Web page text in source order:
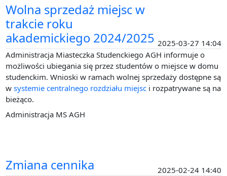
Wolna sprzedaż miejsc w
trakcie roku
akademickiego 2024/2025 2025-03-27 14:04
Administracja Miasteczka Studenckiego AGH informuje o
możliwości ubiegania się przez studentów o miejsce w domu
studenckim. Wnioski w ramach wolnej sprzedaży dostępne są
wsystemie centralnego rozdziału miejsc i rozpatrywane są na
bieżąco.
Administracja MS AGH
Zmiana cennika
2025-02-24 14:40